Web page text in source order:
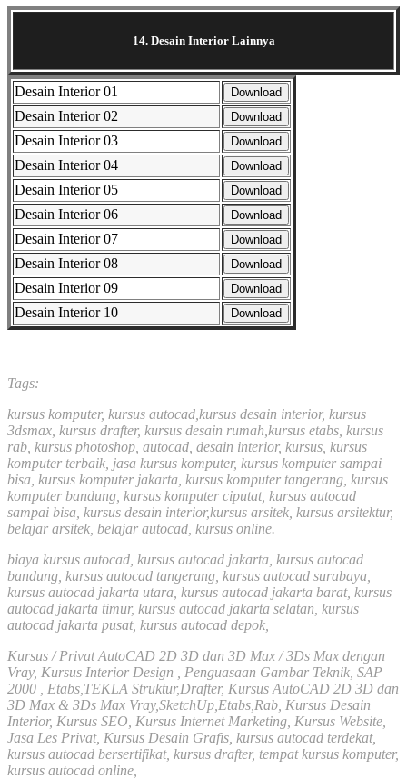
14. Desain Interior Lainnya
Desain Interior 01 Download
Desain Interior 02 Download
Desain Interior 03 Download
Desain Interior 04 Download
Desain Interior 05 Download
Desain Interior 06 Download
Desain Interior 07 Download
Desain Interior 08 Download
Desain Interior 09 Download
Desain Interior 10 Download
Tags:
kursus komputer, kursus autocad,kursus desain interior, kursus
3dsmax, kursus drafter, kursus desain rumah,kursus etabs, kursus
rab, kursus photoshop, autocad, desain interior, kursus, kursus
komputer terbaik, jasa kursus komputer, kursus komputer sampai
bisa, kursus komputer jakarta, kursus komputer tangerang, kursus
komputer bandung, kursus komputer ciputat, kursus autocad
sampai bisa, kursus desain interior,kursus arsitek, kursus arsitektur,
belajar arsitek, belajar autocad, kursus online.
biaya kursus autocad, kursus autocad jakarta, kursus autocad
bandung, kursus autocad tangerang, kursus autocad surabaya,
kursus autocad jakarta utara, kursus autocad jakarta barat, kursus
autocad jakarta timur, kursus autocad jakarta selatan, kursus
autocad jakarta pusat, kursus autocad depok,
Kursus / Privat AutoCAD 2D 3D dan 3D Max / 3Ds Max dengan
Vray, Kursus Interior Design , Penguasaan Gambar Teknik, SAP
2000 , Etabs,TEKLA Struktur,Drafter, Kursus AutoCAD 2D 3D dan
3D Max & 3Ds Max Vray,SketchUp,Etabs,Rab, Kursus Desain
Interior, Kursus SEO, Kursus Internet Marketing, Kursus Website,
Jasa Les Privat, Kursus Desain Grafis, kursus autocad terdekat,
kursus autocad bersertifikat, kursus drafter, tempat kursus komputer,
kursus autocad online,